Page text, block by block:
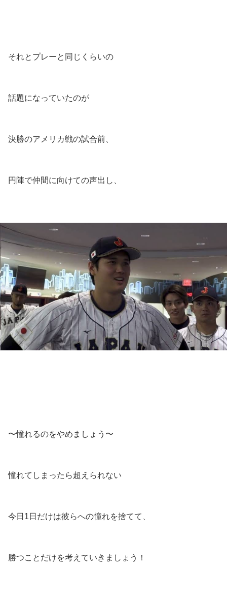
それとプレーと同じくらいの
話題になっていたのが
決勝のアメリカ戦の試合前、
円陣で仲間に向けての声出し、
〜憧れるのをやめましょう〜
憧れてしまったら超えられない
今日1日だけは彼らへの憧れを捨てて、
勝つことだけを考えていきましょう！